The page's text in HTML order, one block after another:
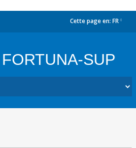
Cette page en: FR
SUP